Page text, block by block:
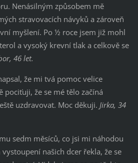
Nenásilným způsobem mě
stravovacích návyků a zároveň
myšlení. Po ½ roce jsem již mohl
a vysoký krevní tlak a celkově se
46 let.
že mi tvá pomoc velice
pociťuji, že se mé tělo začíná
uzdravovat. Moc děkuji. Jirka, 34
sedm měsíců, co jsi mi náhodou
našich dcer řekla, že se